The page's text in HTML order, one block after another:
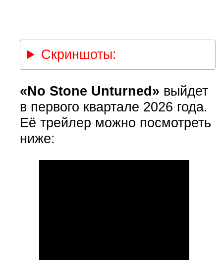
Скриншоты:
«No Stone Unturned» выйдет
в первого квартале 2026 года.
Её трейлер можно посмотреть
ниже: